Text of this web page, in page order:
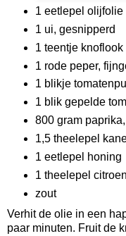
1 eetlepel olijfolie
1 ui, gesnipperd
1 teentje knoflook
1 rode peper,
1 blikje
1 blik gepelde
800 gram
1,5 theelepel
1 eetlepel honing
1 theelepel
zout
Verhit de olie in een
paar minuten. Fruit de